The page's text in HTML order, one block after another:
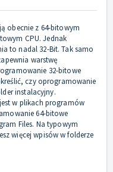
obecnie z 64-bitowym
CPU. Jednak
to nadal 32-Bit. Tak samo
warstwę
32-bitowe
czy oprogramowanie
instalacyjny.
w plikach programów
64-bitowe
Files. Na typowym
więcej wpisów w folderze